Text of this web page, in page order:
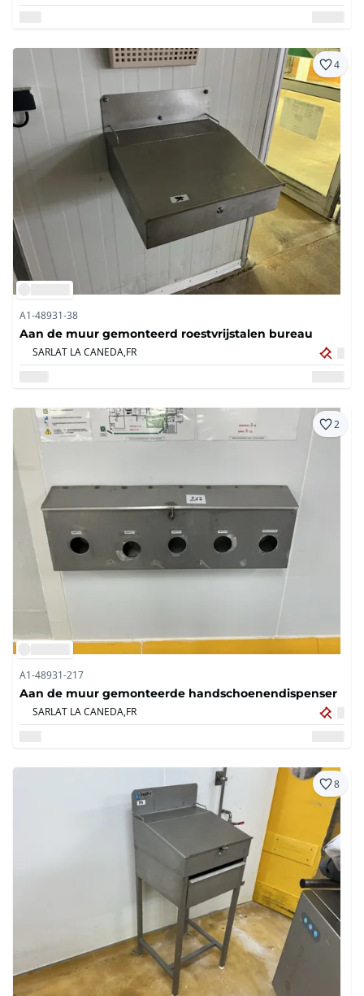
4
A1-48931-38
Aan de muur gemonteerd roestvrijstalen bureau
SARLAT LA CANEDA,FR
2
A1-48931-217
Aan de muur gemonteerde handschoenendispenser
SARLAT LA CANEDA,FR
8